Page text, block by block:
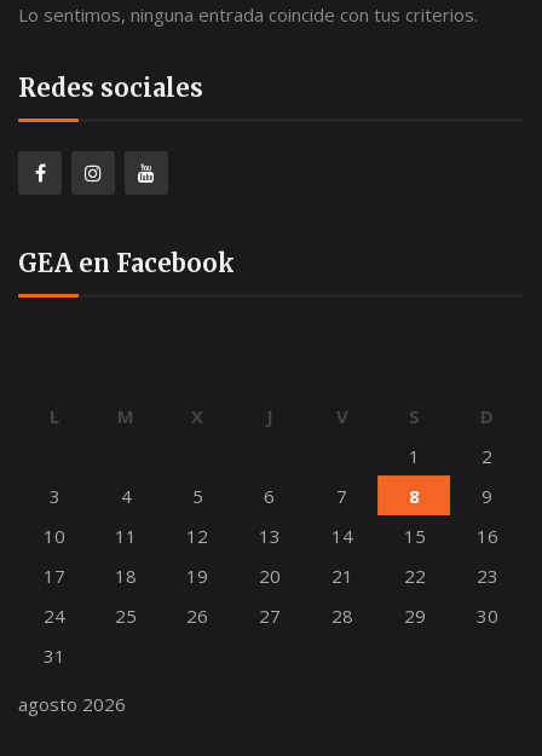
Lo sentimos, ninguna entrada coincide con tus criterios.
Redes sociales
GEA en Facebook
agosto 2026
L M X J V S
D
1
2
3
4 5 6 7 8
9
10
11 12 13 14 15
16
17
18 19 20 21 22
23
24
25 26 27 28 29
30
31